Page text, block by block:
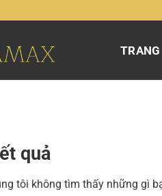
quả
tôi không tìm thấy những gì